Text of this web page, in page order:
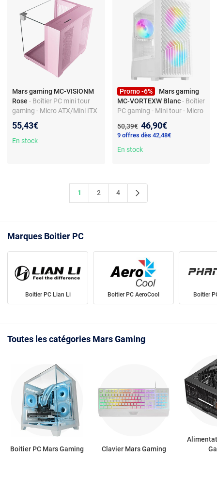
Mars gaming MC-VISIONM
Rose - Boîtier PC mini tour
gaming - Micro ATX/Mini ITX
3.0
55,43€
En stock
Promo -6%
Mars gaming
MC-VORTEXW Blanc - Boîtier
PC gaming - Mini tour - Micro
RGB - 3 ventilateurs
Ancien prix :
50,39€ Nouveau prix :
46,90€
9 offres dès 42,48€
En stock
1 2 4
Marques Boitier PC
Boitier PC Lian Li Boitier PC AeroCool Boitier
Toutes les catégories Mars Gaming
Boitier PC Mars Gaming Clavier Mars Gaming